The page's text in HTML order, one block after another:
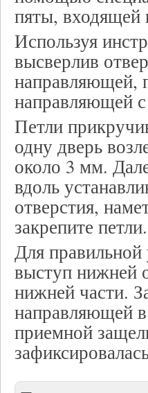
пяты, входящей
Используя
высверлив
направляющей,
направляющей
Петли
одну дверь
около 3 мм.
вдоль
отверстия,
закрепите петли.
Для правильной
выступ нижней
нижней части.
направляющей
приемной